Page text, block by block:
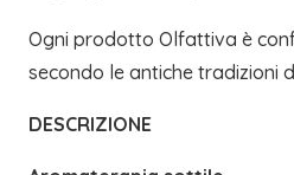
Ogni prodotto Olfattiva è
secondo le antiche tradizioni
DESCRIZIONE